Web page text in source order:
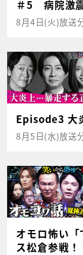
＃5 病院激
8月4日(火)放送
Episode3 大
8月5日(水)放送
オモロ怖い
ス松倉参戦！